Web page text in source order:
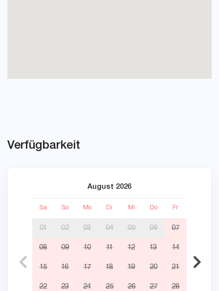
Verfügbarkeit
August 2026
Sa So Mo Di Mi Do Fr
01 02 03 04 05 06 07
08 09 10 11 12 13 14
15 16 17 18 19 20 21
22 23 24 25 26 27 28